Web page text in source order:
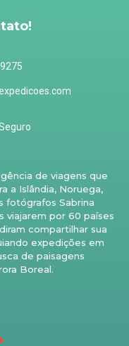
de viagens que
a Islândia, Noruega,
fotógrafos Sabrina
viajarem por 60 países
compartilhar sua
expedições em
de paisagens
Boreal.